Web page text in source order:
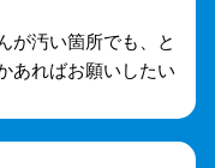
が汚い箇所でも、と
あればお願いしたい